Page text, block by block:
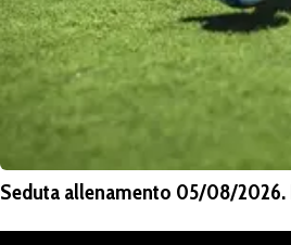
Seduta allenamento 05/08/2026.